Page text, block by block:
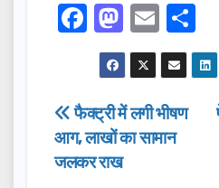
F
a
c
e
b
o
M
a
st
o
d
o
E
m
ail
h
ar
Post
navigation
फैक्ट्री में लगी भीषण
आग, लाखों का सामान
जलकर राख